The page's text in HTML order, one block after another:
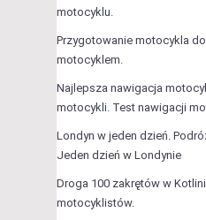
motocyklu.
Przygotowanie motocykla do
motocyklem.
Najlepsza nawigacja
motocykli. Test nawigacji
Londyn w jeden dzień.
Jeden dzień w Londynie
Droga 100 zakrętów w
motocyklistów.